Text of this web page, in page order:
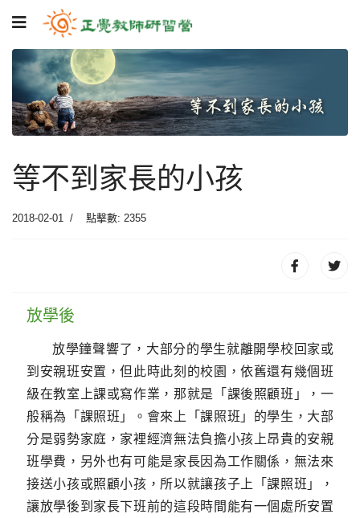
等不到家長的小孩
2018-02-01 點擊數: 2355
放學後
放學鐘聲響了，大部分的學生就離開學校回家或
到安親班安置，但此時此刻的校園，依舊還有幾個班
級在教室上課或寫作業，那就是「課後照顧班」，一
般稱為「課照班」。會來上「課照班」的學生，大部
分是弱勢家庭，家裡經濟無法負擔小孩上昂貴的安親
班學費，另外也有可能是家長因為工作關係，無法來
接送小孩或照顧小孩，所以就讓孩子上「課照班」，
讓放學後到家長下班前的這段時間能有一個處所安置